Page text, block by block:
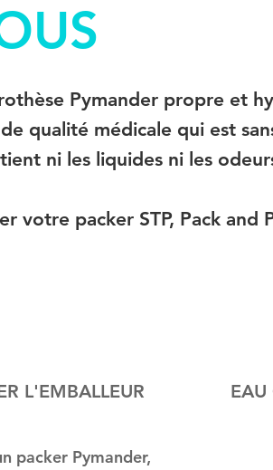
Pymander propre et
qualité médicale qui est
ni les liquides ni les
votre packer STP, Pack and
L'EMBALLEUR
packer Pymander,
EAU